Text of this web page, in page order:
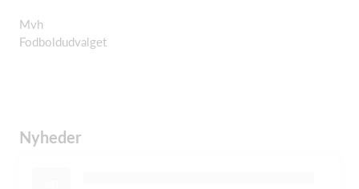
Mvh
Fodboldudvalget
Nyheder